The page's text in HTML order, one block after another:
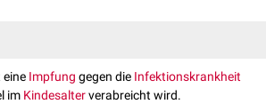
eine Impfung gegen die Infektionskrankheit
im Kindesalterverabreicht wird.